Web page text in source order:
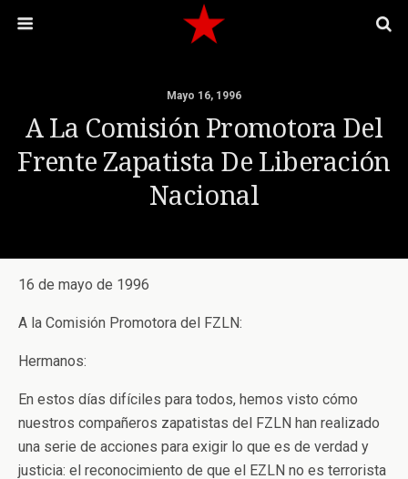
Mayo 16, 1996
A La Comisión Promotora Del
Frente Zapatista De Liberación
Nacional
16 de mayo de 1996
A la Comisión Promotora del FZLN:
Hermanos:
En estos días difíciles para todos, hemos visto cómo
nuestros compañeros zapatistas del FZLN han realizado
una serie de acciones para exigir lo que es de verdad y
justicia: el reconocimiento de que el EZLN no es terrorista